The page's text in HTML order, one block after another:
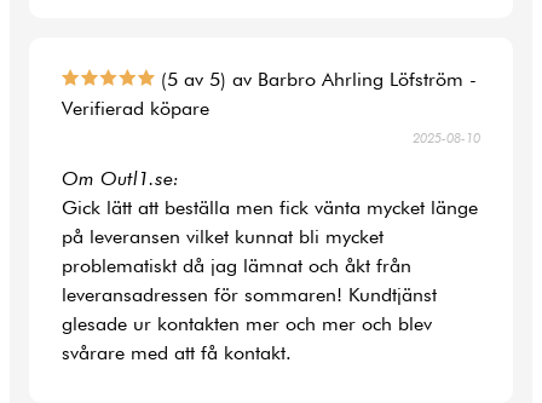
(5 av 5) av Barbro Ahrling Löfström -
Verifierad köpare
2025-08-10
Om Outl1.se:
Gick lätt att beställa men fick vänta mycket länge
på leveransen vilket kunnat bli mycket
problematiskt då jag lämnat och åkt från
leveransadressen för sommaren! Kundtjänst
glesade ur kontakten mer och mer och blev
svårare med att få kontakt.